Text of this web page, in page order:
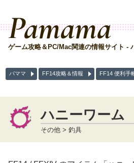
Pamama
ゲーム攻略＆PC/Mac関連の情報サイト -
パママ FF14攻略＆情報 FF14 便利手
ハニーワーム
その他 > 釣具